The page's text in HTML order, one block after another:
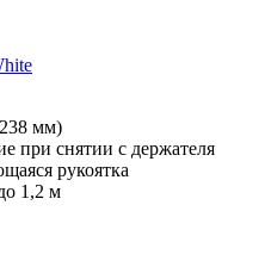
мм)
при снятии с держателя
рукоятка
1,2 м